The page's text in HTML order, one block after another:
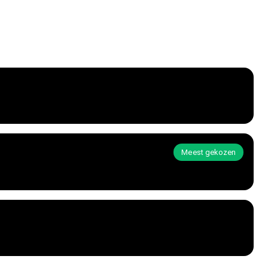
Meest gekozen